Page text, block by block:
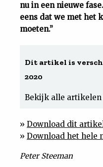
Cijfers
Magazine
Podcast
Dossiers
nu in een nieuwe
eens dat we met het
moeten.”
Dit artikel is
2020
Bekijk alle
» Download dit
» Download het hele
Peter Steeman